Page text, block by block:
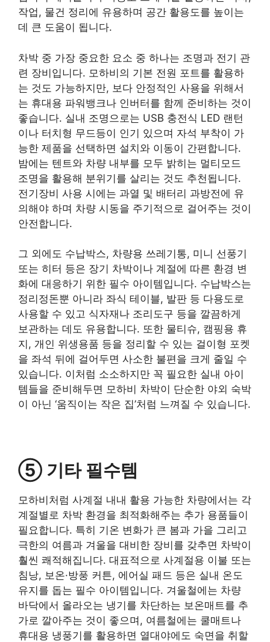
작업, 물건 정리에 유용하며 공간 활용도를 높이는
데 큰 도움이 됩니다.
차박 중 가장 중요한 요소 중 하나는 조명과 전기 관
련 장비입니다. 모하비의 기본 전원 포트를 활용하
는 것도 가능하지만, 보다 안정적인 사용을 위해서
는 휴대용 파워뱅크나 인버터를 함께 준비하는 것이
좋습니다. 실내 조명으로는 USB 충전식 LED 랜턴
이나 터치형 무드등이 인기 있으며 자석 부착이 가
능한 제품을 선택하면 설치와 이동이 간편합니다.
밤에는 텐트와 차량 내부를 모두 밝히는 멀티모드
조명을 활용해 분위기를 살리는 것도 추천됩니다.
전기장비 사용 시에는 과열 및 배터리 과방전에 유
의해야 하며 차량 시동을 주기적으로 걸어주는 것이
안전합니다.
그 외에도 수납박스, 차량용 쓰레기통, 미니 선풍기
또는 히터 등은 장기 차박이나 계절에 따른 환경 변
화에 대응하기 위한 필수 아이템입니다. 수납박스는
정리정돈뿐 아니라 좌식 테이블, 발판 등 다용도로
사용할 수 있고 식자재나 조리도구 등을 깔끔하게
보관하는 데도 유용합니다. 또한 물티슈, 캠핑용 휴
지, 개인 위생용품 등을 정리할 수 있는 걸이형 포켓
을 좌석 뒤에 걸어두면 사소한 불편을 크게 줄일 수
있습니다. 이처럼 소소하지만 꼭 필요한 실내 아이
템들을 준비해두면 모하비 차박이 단순한 야외 숙박
이 아닌 ‘움직이는 작은 집’처럼 느껴질 수 있습니다.
⑤ 기타 필수템
모하비처럼 사계절 내내 활용 가능한 차량에서는 각
계절별로 차박 환경을 최적화해주는 추가 용품들이
필요합니다. 특히 기온 변화가 큰 봄과 가을 그리고
극한의 여름과 겨울을 대비한 장비를 갖추면 차박이
훨씬 쾌적해집니다. 대표적으로 사계절용 이불 또는
침낭, 보온·방풍 커튼, 에어실 패드 등은 실내 온도
유지를 돕는 필수 아이템입니다. 겨울철에는 차량
바닥에서 올라오는 냉기를 차단하는 보온매트를 추
가로 깔아주는 것이 좋으며, 여름철에는 쿨매트나
휴대용 냉풍기를 활용하면 열대야에도 숙면을 취할